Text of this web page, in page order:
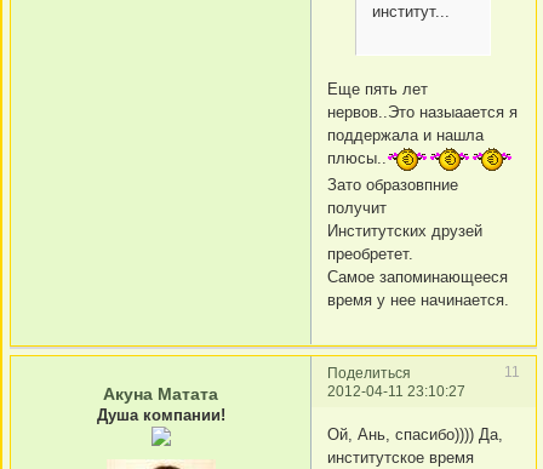
институт...
Еще пять лет
нервов..Это назыаается я
поддержала и нашла
плюсы..
Зато образовпние
получит
Институтских друзей
преобретет.
Самое запоминающееся
время у нее начинается.
Поделиться
11
2012-04-11 23:10:27
Акуна Матата
Душа компании!
Ой, Ань, спасибо)))) Да,
институтское время